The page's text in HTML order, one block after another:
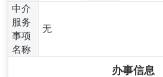
中介
服务
事项
名称
无
办事信息